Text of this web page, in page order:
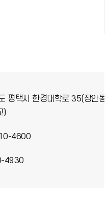
평택시 한경대학로 35(장안동,
)
4600
4930